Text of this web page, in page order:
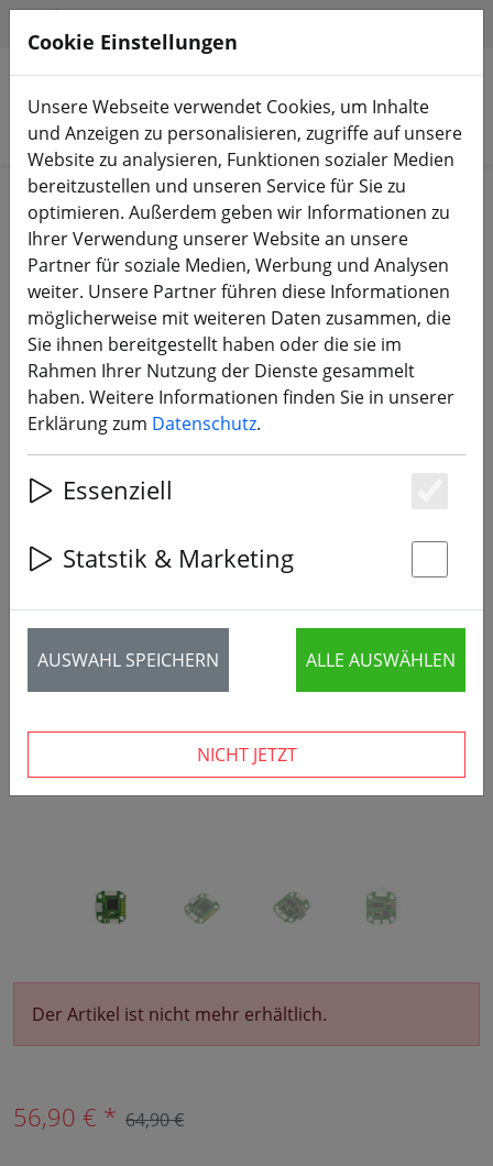
Produkte suchen
Start Bauteile FC, ESC, AIO & Stacks
iFlight BLITZ Mini F7 V1.2 FC
12% SPAREN
Der Artikel ist nicht mehr erhältlich.
56,90 € * 64,90 €
Cookie Einstellungen
Unsere Webseite verwendet Cookies, um Inhalte
und Anzeigen zu personalisieren, zugriffe auf unsere
Website zu analysieren, Funktionen sozialer Medien
bereitzustellen und unseren Service für Sie zu
optimieren. Außerdem geben wir Informationen zu
Ihrer Verwendung unserer Website an unsere
Partner für soziale Medien, Werbung und Analysen
weiter. Unsere Partner führen diese Informationen
möglicherweise mit weiteren Daten zusammen, die
Sie ihnen bereitgestellt haben oder die sie im
Rahmen Ihrer Nutzung der Dienste gesammelt
haben. Weitere Informationen finden Sie in unserer
Erklärung zum Datenschutz.
Essenziell
Statstik & Marketing
AUSWAHL SPEICHERN ALLE AUSWÄHLEN
NICHT JETZT